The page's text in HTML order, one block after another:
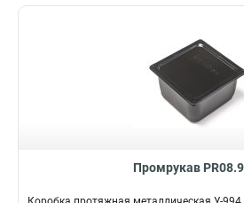
Промрукав